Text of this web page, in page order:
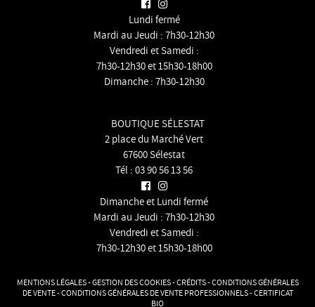
Lundi fermé
Mardi au Jeudi : 7h30-12h30
Vendredi et Samedi :
7h30-12h30 et 15h30-18h00
Dimanche : 7h30-12h30
BOUTIQUE SÉLESTAT
2 place du Marché Vert
67600 Sélestat
Tél : 03 90 56 13 56
Dimanche et Lundi fermé
Mardi au Jeudi : 7h30-12h30
Vendredi et Samedi :
7h30-12h30 et 15h30-18h00
MENTIONS LÉGALES-GESTION DES COOKIES-CRÉDITS-CONDITIONS GÉNÉRALES
DE VENTE-CONDITIONS GÉNÉRALES DE VENTE PROFESSIONNELS-CERTIFICAT
BIO